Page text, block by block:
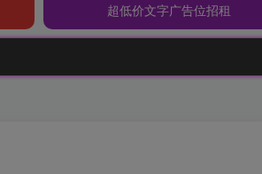
超低价文字广告位招租